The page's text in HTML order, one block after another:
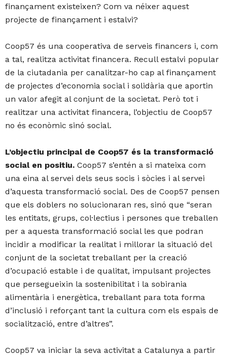
finançament existeixen? Com va néixer aquest
projecte de finançament i estalvi?
Coop57 és una cooperativa de serveis financers i, com
a tal, realitza activitat financera. Recull estalvi popular
de la ciutadania per canalitzar-ho cap al finançament
de projectes d’economia social i solidària que aportin
un valor afegit al conjunt de la societat. Però tot i
realitzar una activitat financera, l’objectiu de Coop57
no és econòmic sinó social.
L’objectiu principal de Coop57 és la transformació
social en positiu. Coop57 s’entén a si mateixa com
una eina al servei dels seus socis i sòcies i al servei
d’aquesta transformació social. Des de Coop57 pensen
que els doblers no solucionaran res, sinó que “seran
les entitats, grups, col·lectius i persones que treballen
per a aquesta transformació social les que podran
incidir a modificar la realitat i millorar la situació del
conjunt de la societat treballant per la creació
d’ocupació estable i de qualitat, impulsant projectes
que persegueixin la sostenibilitat i la sobirania
alimentària i energètica, treballant para tota forma
d’inclusió i reforçant tant la cultura com els espais de
socialització, entre d’altres”.
Coop57 va iniciar la seva activitat a Catalunya a partir